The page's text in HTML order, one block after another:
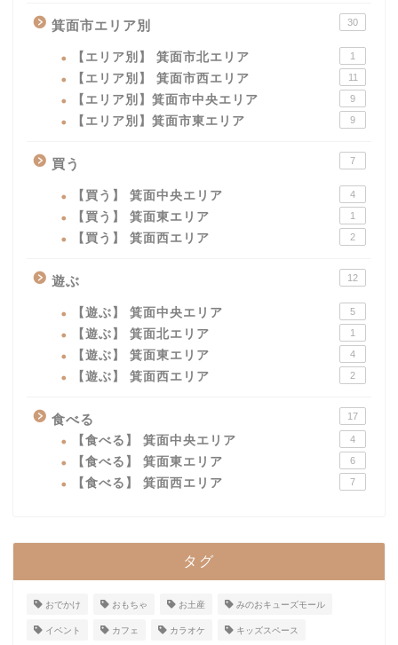
箕面市エリア別 30
【エリア別】 箕面市北エリア 1
【エリア別】 箕面市西エリア 11
【エリア別】箕面市中央エリア 9
【エリア別】箕面市東エリア 9
買う 7
【買う】 箕面中央エリア 4
【買う】 箕面東エリア 1
【買う】 箕面西エリア 2
遊ぶ 12
【遊ぶ】 箕面中央エリア 5
【遊ぶ】 箕面北エリア 1
【遊ぶ】 箕面東エリア 4
【遊ぶ】 箕面西エリア 2
食べる 17
【食べる】 箕面中央エリア 4
【食べる】 箕面東エリア 6
【食べる】 箕面西エリア 7
タグ
おでかけ おもちゃ お土産 みのおキューズモール
イベント カフェ カラオケ キッズスペース